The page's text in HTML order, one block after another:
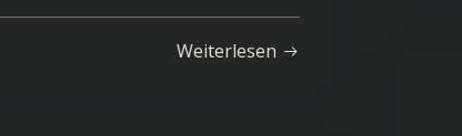
Weiterlesen